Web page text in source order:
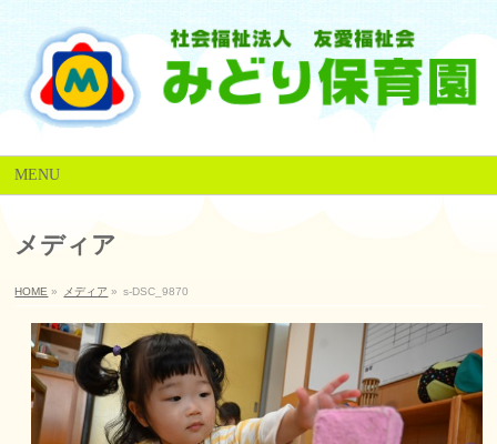
MENU
メディア
HOME » メディア » s-DSC_9870